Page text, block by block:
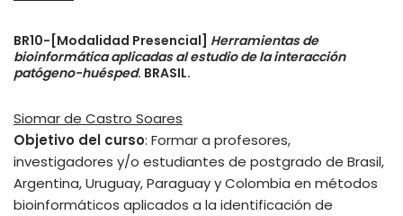
BR10-[Modalidad Presencial] Herramientas de
bioinformática aplicadas al estudio de la interacción
patógeno-huésped. BRASIL.
Siomar de Castro Soares
Objetivo del curso: Formar a profesores,
investigadores y/o estudiantes de postgrado de Brasil,
Argentina, Uruguay, Paraguay y Colombia en métodos
bioinformáticos aplicados a la identificación de